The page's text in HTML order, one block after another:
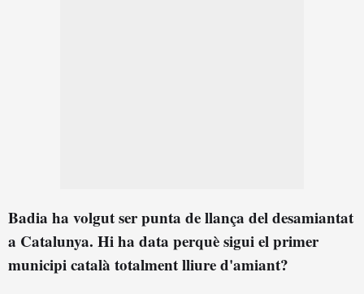
Badia ha volgut ser punta de llança del desamiantat
a Catalunya. Hi ha data perquè sigui el primer
municipi català totalment lliure d'amiant?